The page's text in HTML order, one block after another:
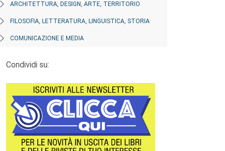
ARCHITETTURA, DESIGN, ARTE, TERRITORIO
FILOSOFIA, LETTERATURA, LINGUISTICA, STORIA
COMUNICAZIONE E MEDIA
Condividi su: